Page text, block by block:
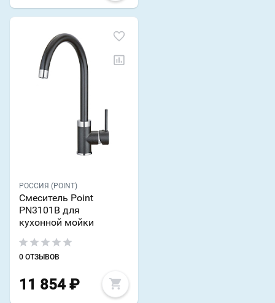
РОССИЯ (POINT)
Смеситель Point
PN3101B для
кухонной мойки
0 ОТЗЫВОВ
11 854 ₽